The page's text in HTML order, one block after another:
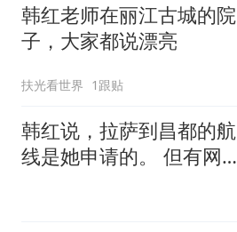
韩红老师在丽江古城的院
子，大家都说漂亮
扶光看世界 1跟贴
韩红说，拉萨到昌都的航
线是她申请的。 但有网友